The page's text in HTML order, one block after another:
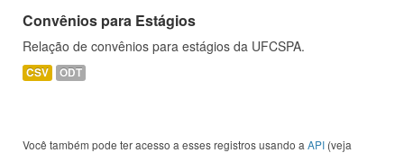
Convênios para Estágios
Relação de convênios para estágios da UFCSPA.
CSV ODT
Você também pode ter acesso a esses registros usando a API (veja